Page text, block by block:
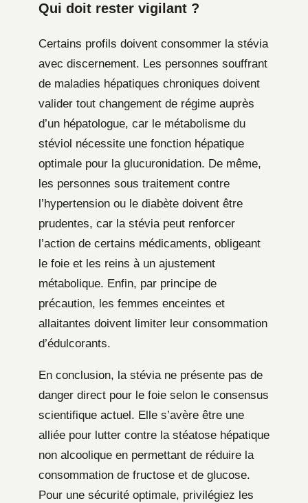
Qui doit rester vigilant ?
Certains profils doivent consommer la stévia
avec discernement. Les personnes souffrant
de maladies hépatiques chroniques doivent
valider tout changement de régime auprès
d’un hépatologue, car le métabolisme du
stéviol nécessite une fonction hépatique
optimale pour la glucuronidation. De même,
les personnes sous traitement contre
l’hypertension ou le diabète doivent être
prudentes, car la stévia peut renforcer
l’action de certains médicaments, obligeant
le foie et les reins à un ajustement
métabolique. Enfin, par principe de
précaution, les femmes enceintes et
allaitantes doivent limiter leur consommation
d’édulcorants.
En conclusion, la stévia ne présente pas de
danger direct pour le foie selon le consensus
scientifique actuel. Elle s’avère être une
alliée pour lutter contre la stéatose hépatique
non alcoolique en permettant de réduire la
consommation de fructose et de glucose.
Pour une sécurité optimale, privilégiez les